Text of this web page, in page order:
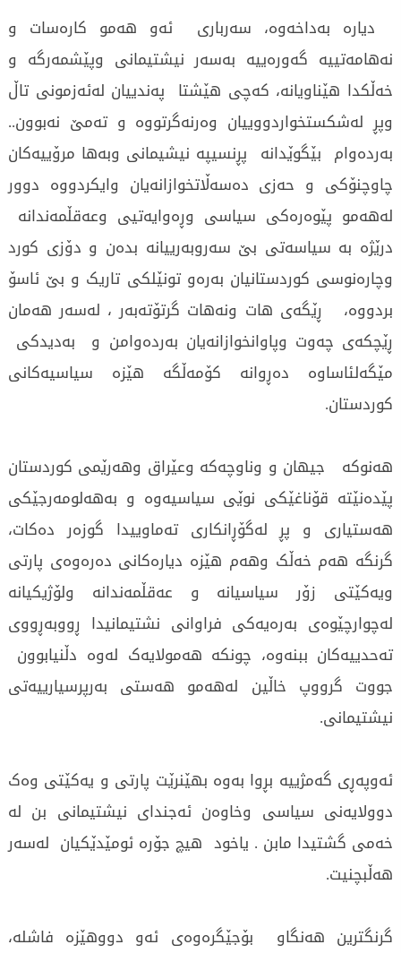
دیارە بەداخەوە، سەرباری ئەو هەمو کارەسات و
نەهامەتییە گەورەییە بەسەر نیشتیمانی وپێشمەرگە و
خەڵکدا هێناویانە، کەچی هێشتا پەندییان لەئەزمونی تاڵ
وپڕ لەشکستخواردووییان وەرنەگرتووە و تەمێ نەبوون..
بەردەوام بێگوێدانە پڕنسیپە نیشیمانی وبەها مرۆییەکان
چاوچنۆکی و حەزی دەسەڵاتخوازانەیان وایکردووە دوور
لەهەمو پێوەرەکی سیاسی وڕەوایەتیی وعەقڵمەندانە
درێژە بە سیاسەتی بێ سەروبەرییانە بدەن و دۆزی کورد
وچارەنوسی کوردستانیان بەرەو تونێلکی تاریک و بێ ئاسۆ
بردووە، ڕێگەی هات ونەهات گرتۆتەبەر ، لەسەر هەمان
ڕێچکەی چەوت وپاوانخوازانەیان بەردەوامن و بەدیدکی
مێگەلئاساوە دەڕوانە کۆمەڵگە هێزە سیاسیەکانی
کوردستان.
هەنوکە جیهان و وناوچەکە وعێراق وهەرێمی کوردستان
پێدەنێتە قۆناغێکی نوێی سیاسیەوە و بەهەلومەرجێکی
هەستیاری و پڕ لەگۆڕانکاری تەماوییدا گوزەر دەکات،
گرنگە هەم خەڵک وهەم هێزە دیارەکانی دەرەوەی پارتی
ویەکێتی زۆر سیاسیانە و عەقڵمەندانە ولۆژیکیانە
لەچوارچێوەی بەرەیەکی فراوانی نشتیمانیدا ڕووبەڕووی
تەحدییەکان ببنەوە، چونکە هەمولایەک لەوە دڵنیابوون
جووت گرووپ خاڵین لەهەمو هەستی بەرپرسیارییەتی
نیشتیمانی.
ئەوپەڕی گەمژییە بڕوا بەوە بهێنرێت پارتی و یەکێتی وەک
دوولایەنی سیاسی وخاوەن ئەجندای نیشتیمانی بن لە
خەمی گشتیدا مابن . یاخود هیچ جۆرە ئومێدێکیان لەسەر
هەڵبچنیت.
گرنگترین هەنگاو بۆجێگرەوەی ئەو دووهێزە فاشلە،